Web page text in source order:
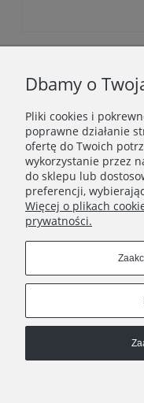
WAŻNE INFORMACJE
POLECANE STRONY
Dbamy o
Pliki cookies i
poprawne działanie
ofertę do Twoich
wykorzystanie przez
do sklepu lub
preferencji,
Więcej o plikach
prywatności.